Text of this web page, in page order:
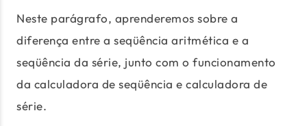
Neste parágrafo, aprenderemos sobre a
diferença entre a seqüência aritmética e a
seqüência da série, junto com o funcionamento
da calculadora de seqüência e calculadora de
série.